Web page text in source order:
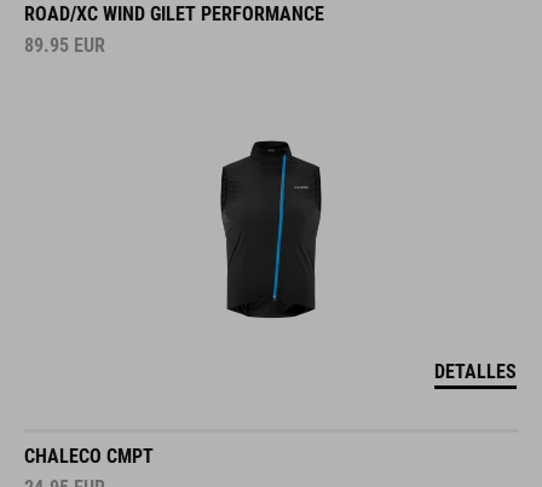
ROAD/XC WIND GILET PERFORMANCE
89.95 EUR
DETALLES
CHALECO CMPT